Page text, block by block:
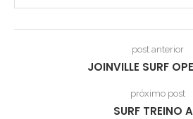
post anterior
JOINVILLE SURF
próximo post
SURF TREINO